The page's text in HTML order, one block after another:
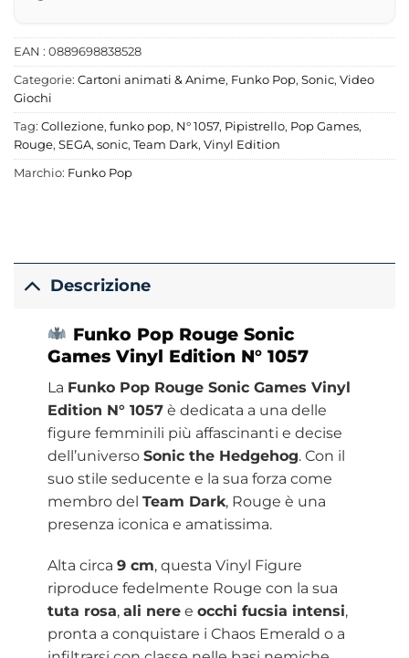
EAN : 0889698838528
Categorie: Cartoni animati & Anime, Funko Pop, Sonic, Video
Giochi
Tag: Collezione, funko pop, N° 1057, Pipistrello, Pop Games,
Rouge, SEGA, sonic, Team Dark, Vinyl Edition
Marchio: Funko Pop
Descrizione
Funko Pop Rouge Sonic
Games Vinyl Edition N° 1057
La Funko Pop Rouge Sonic Games Vinyl
Edition N° 1057è dedicata a una delle
figure femminili più affascinanti e decise
dell’universo Sonic the Hedgehog. Con il
suo stile seducente e la sua forza come
membro del Team Dark, Rouge è una
presenza iconica e amatissima.
Alta circa 9 cm, questa Vinyl Figure
riproduce fedelmente Rouge con la sua
tuta rosa, ali neree occhi fucsia intensi,
pronta a conquistare i Chaos Emerald o a